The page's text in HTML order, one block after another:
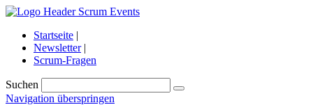
Startseite |
Newsletter|
Scrum-Fragen
Suchen
Navigation überspringen